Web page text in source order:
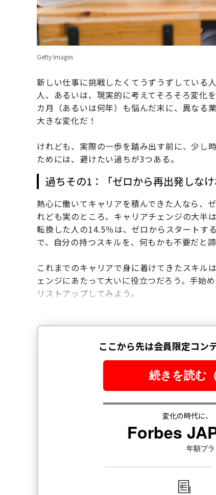
Getty Images
新しい仕事に挑戦したくてうずうずしている
人、あるいは、現実的に考えてそろそろ変化
カ月（あるいは何年）も悩んだ末に、異なる
大きな変化だ！
けれども、実際の一歩を踏み出す前に、少し
ためには、避けたい過ちが3つある。
過ちその1：「ゼロから再出発しな
熱心に働いてキャリアを積んできた人なら、
れども実のところ、キャリアチェンジの大半
転換した人の14.5％は、ゼロからスタートす
で、自分の持つスキルを、何もかも不要だと
これまでのキャリアで身に着けてきたスキル
ェンジにあたって大いに役立つだろう。手始
リストアップしてみよう。